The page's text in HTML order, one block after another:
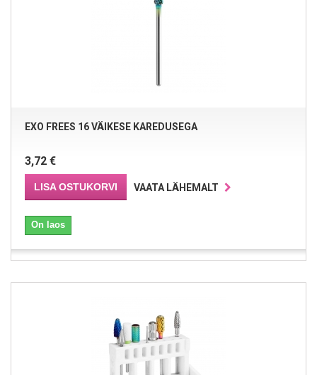
EXO FREES 16 VÄIKESE KAREDUSEGA
3,72 €
LISA OSTUKORVI VAATA LÄHEMALT
On laos